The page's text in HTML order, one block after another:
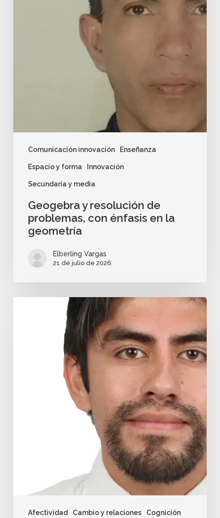
Comunicación innovación Enseñanza
Espacio y forma Innovación
Secundaria y media
Geogebra y resolución de
problemas, con énfasis en la
geometría
Elberling Vargas
21 de julio de 2026
Afectividad Cambio y relaciones Cognición